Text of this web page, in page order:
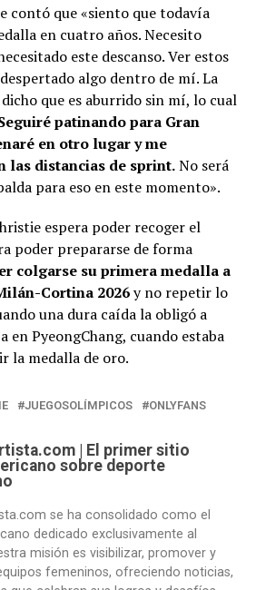
contó que «siento que todavía
en cuatro años. Necesito
este descanso. Ver estos
algo dentro de mí. La
que es aburrido sin mí, lo cual
patinando para Gran
en otro lugar y me
las distancias de sprint.No será
para eso en este momento».
espera poder recoger el
poder prepararse de forma
colgarse su primera medalla a
Cortina 2026y no repetir lo
una dura caída la obligó a
en PyeongChang, cuando estaba
la medalla de oro.
JUEGOSOLÍMPICOS ONLYFANS
| El primer sitio
sobre deporte
se ha consolidado como el
dedicado exclusivamente al
misión es visibilizar, promover y
femeninos, ofreciendo noticias,